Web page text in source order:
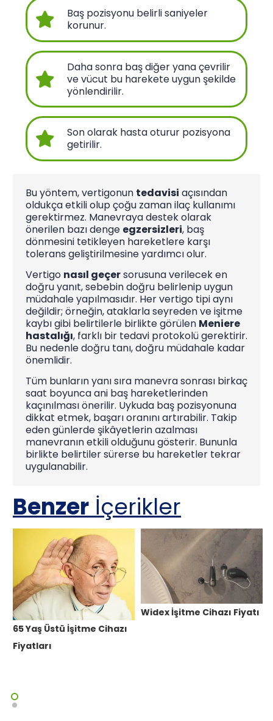
Baş pozisyonu belirli saniyeler
korunur.
Daha sonra baş diğer yana çevrilir
ve vücut bu harekete uygun şekilde
yönlendirilir.
Son olarak hasta oturur pozisyona
getirilir.
Bu yöntem, vertigonun tedavisi açısından
oldukça etkili olup çoğu zaman ilaç kullanımı
gerektirmez. Manevraya destek olarak
önerilen bazı denge egzersizleri, baş
dönmesini tetikleyen hareketlere karşı
tolerans geliştirilmesine yardımcı olur.
Vertigo nasıl geçersorusuna verilecek en
doğru yanıt, sebebin doğru belirlenip uygun
müdahale yapılmasıdır. Her vertigo tipi aynı
değildir; örneğin, ataklarla seyreden ve işitme
kaybı gibi belirtilerle birlikte görülen Meniere
hastalığı, farklı bir tedavi protokolü gerektirir.
Bu nedenle doğru tanı, doğru müdahale kadar
önemlidir.
Tüm bunların yanı sıra manevra sonrası birkaç
saat boyunca ani baş hareketlerinden
kaçınılması önerilir. Uykuda baş pozisyonuna
dikkat etmek, başarı oranını artırabilir. Takip
eden günlerde şikâyetlerin azalması
manevranın etkili olduğunu gösterir. Bununla
birlikte belirtiler sürerse bu hareketler tekrar
uygulanabilir.
Benzer İçerikler
65 Yaş Üstü İşitme Cihazı
Fiyatları
Widex İşitme Cihazı Fiyatı